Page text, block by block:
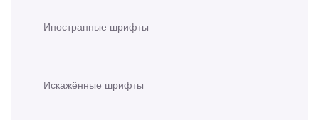
Иностранные шрифты
Искажённые шрифты